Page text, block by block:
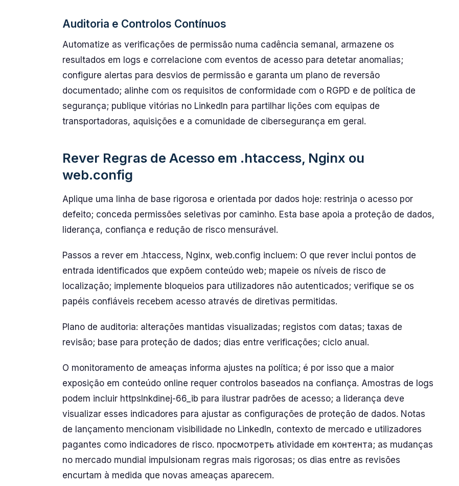
Auditoria e Controlos Contínuos
Automatize as verificações de permissão numa cadência semanal, armazene os
resultados em logs e correlacione com eventos de acesso para detetar anomalias;
configure alertas para desvios de permissão e garanta um plano de reversão
documentado; alinhe com os requisitos de conformidade com o RGPD e de política de
segurança; publique vitórias no LinkedIn para partilhar lições com equipas de
transportadoras, aquisições e a comunidade de cibersegurança em geral.
Rever Regras de Acesso em .htaccess, Nginx ou
web.config
Aplique uma linha de base rigorosa e orientada por dados hoje: restrinja o acesso por
defeito; conceda permissões seletivas por caminho. Esta base apoia a proteção de dados,
liderança, confiança e redução de risco mensurável.
Passos a rever em .htaccess, Nginx, web.config incluem: O que rever inclui pontos de
entrada identificados que expõem conteúdo web; mapeie os níveis de risco de
localização; implemente bloqueios para utilizadores não autenticados; verifique se os
papéis confiáveis recebem acesso através de diretivas permitidas.
Plano de auditoria: alterações mantidas visualizadas; registos com datas; taxas de
revisão; base para proteção de dados; dias entre verificações; ciclo anual.
O monitoramento de ameaças informa ajustes na política; é por isso que a maior
exposição em conteúdo online requer controlos baseados na confiança. Amostras de logs
podem incluir httpslnkdinej-66_ib para ilustrar padrões de acesso; a liderança deve
visualizar esses indicadores para ajustar as configurações de proteção de dados. Notas
de lançamento mencionam visibilidade no LinkedIn, contexto de mercado e utilizadores
pagantes como indicadores de risco. просмотреть atividade em контента; as mudanças
no mercado mundial impulsionam regras mais rigorosas; os dias entre as revisões
encurtam à medida que novas ameaças aparecem.